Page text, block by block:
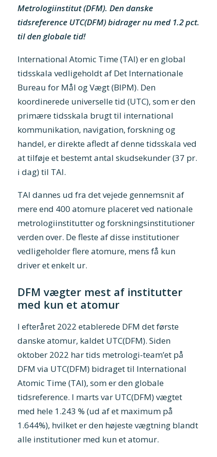
Metrologiinstitut (DFM). Den danske
tidsreference UTC(DFM) bidrager nu med 1.2 pct.
til den globale tid!
International Atomic Time (TAI) er en global
tidsskala vedligeholdt af Det Internationale
Bureau for Mål og Vægt (BIPM). Den
koordinerede universelle tid (UTC), som er den
primære tidsskala brugt til international
kommunikation, navigation, forskning og
handel, er direkte afledt af denne tidsskala ved
at tilføje et bestemt antal skudsekunder (37 pr.
i dag) til TAI.
TAI dannes ud fra det vejede gennemsnit af
mere end 400 atomure placeret ved nationale
metrologiinstitutter og forskningsinstitutioner
verden over. De fleste af disse institutioner
vedligeholder flere atomure, mens få kun
driver et enkelt ur.
DFM vægter mest af institutter
med kun et atomur
I efteråret 2022 etablerede DFM det første
danske atomur, kaldet UTC(DFM). Siden
oktober 2022 har tids metrologi-team’et på
DFM via UTC(DFM) bidraget til International
Atomic Time (TAI), som er den globale
tidsreference. I marts var UTC(DFM) vægtet
med hele 1.243 % (ud af et maximum på
1.644%), hvilket er den højeste vægtning blandt
alle institutioner med kun et atomur.